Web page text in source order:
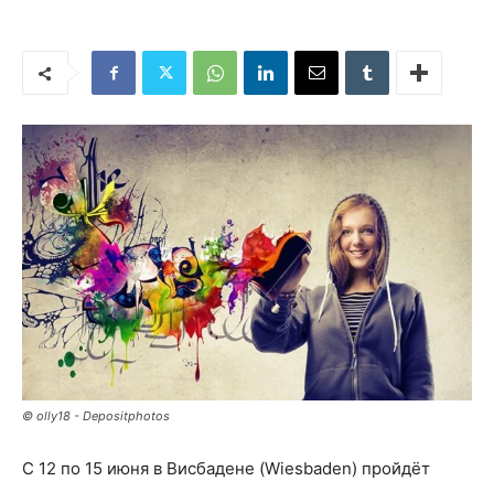
© olly18 - Depositphotos
С 12 по 15 июня в Висбадене (Wiesbaden) пройдёт